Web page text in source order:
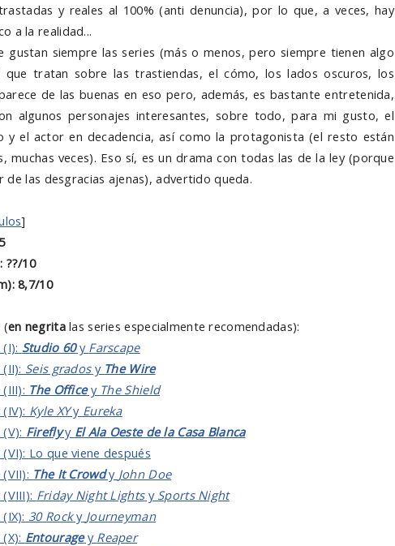
y reales al 100% (anti denuncia), por lo que, a veces, hay
a la realidad...
gustan siempre las series (más o menos, pero siempre tienen algo
que tratan sobre las trastiendas, el cómo, los lados oscuros, los
de las buenas en eso pero, además, es bastante entretenida,
algunos personajes interesantes, sobre todo, para mi gusto, el
y el actor en decadencia, así como la protagonista (el resto están
muchas veces). Eso sí, es un drama con todas las de la ley (porque
de las desgracias ajenas), advertido queda.
]
??/10
8,7/10
(en negritalas series especialmente recomendadas):
Studio 60y Farscape
Seis gradosy The Wire
The Officey The Shield
Kyle XYy Eureka
Fireflyy El Ala Oeste de la Casa Blanca
Lo que viene después
The It Crowdy John Doe
Friday Night Lightsy Sports Night
30 Rocky Journeyman
Entouragey Reaper